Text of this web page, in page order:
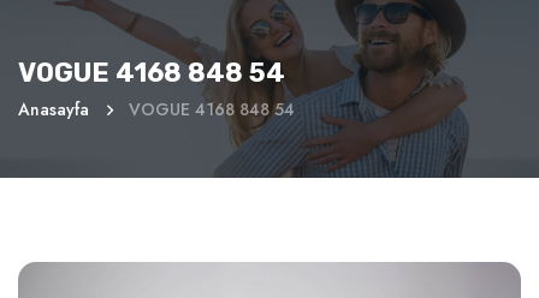
VOGUE 4168 848 54
Anasayfa VOGUE 4168 848 54